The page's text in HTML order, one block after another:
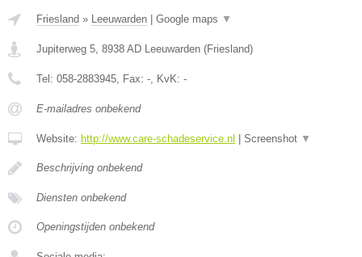
Friesland » Leeuwarden Google maps ▼
Jupiterweg 5, 8938 AD Leeuwarden (Friesland)
Tel: 058-2883945, Fax: -, KvK: -
E-mailadres onbekend
Website: http://www.care-schadeservice.nl Screenshot ▼
Beschrijving onbekend
Diensten onbekend
Openingstijden onbekend